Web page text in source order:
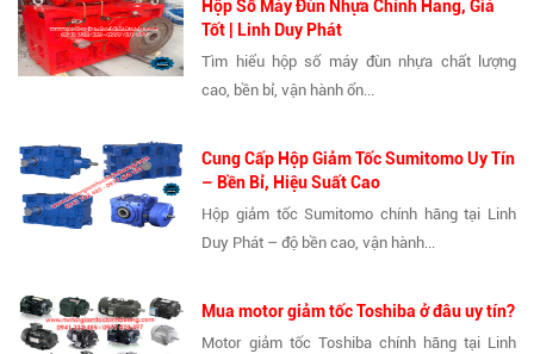
Hộp Số Máy Đùn Nhựa Chính Hãng, Giá
Tốt | Linh Duy Phát
Tìm hiểu hộp số máy đùn nhựa chất lượng
cao, bền bỉ, vận hành ổn...
Cung Cấp Hộp Giảm Tốc Sumitomo Uy Tín
– Bền Bỉ, Hiệu Suất Cao
Hộp giảm tốc Sumitomo chính hãng tại Linh
Duy Phát – độ bền cao, vận hành...
Mua motor giảm tốc Toshiba ở đâu uy tín?
Motor giảm tốc Toshiba chính hãng tại Linh